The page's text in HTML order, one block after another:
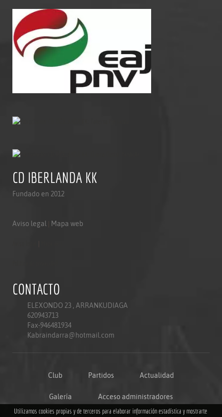
CD IBERLANDA KK
Fundado en 2012
Aviso legal Mapa web
CONTACTO
ELEXONDO 23 , ARRANKUDIAGA
620943713
Fax-946481934
Kabraindarra@hotmail.com
Club Partidos Actualidad
Galería
Acceso administradores
Utilizamos cookies propias y de terceros para elaborar información estadística y mostrarte